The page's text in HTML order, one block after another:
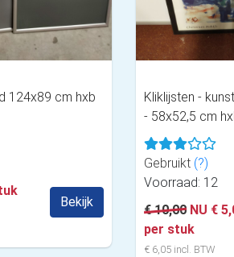
124x89 cm hxb
Bekijk
Kliklijsten -
- 58x52,5 cm
Gebruikt (?)
Voorraad: 12
€ 10,00 NU €
per stuk
€ 6,05 incl. BTW